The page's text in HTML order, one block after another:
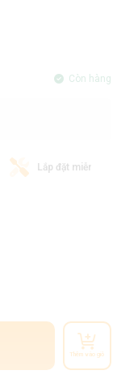
Còn hàng
Lắp đặt miễn phí
Thêm vào giỏ